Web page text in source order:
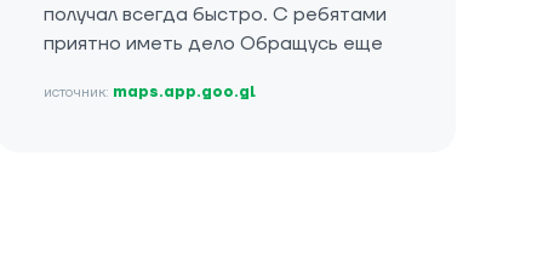
получал всегда быстро. С ребятами
приятно иметь дело Обращусь еще
источник: maps.app.goo.gl